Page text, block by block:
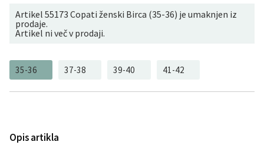
Artikel 55173 Copati ženski Birca (35-36) je umaknjen iz
prodaje.
Artikel ni več v prodaji.
35-36 37-38 39-40 41-42
Opis artikla